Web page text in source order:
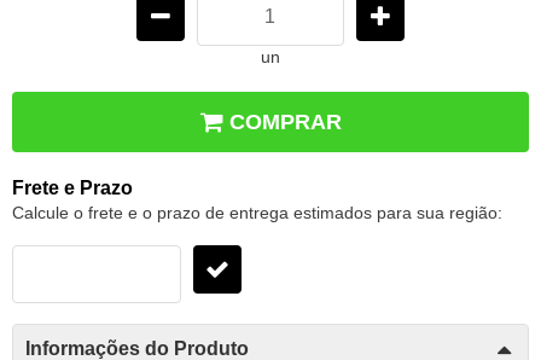
un
COMPRAR
Frete e Prazo
Calcule o frete e o prazo de entrega estimados para sua região:
Informações do Produto